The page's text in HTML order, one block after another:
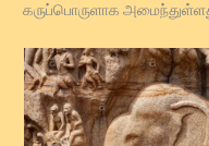
கருப்பொருளாக